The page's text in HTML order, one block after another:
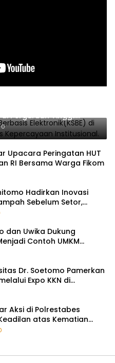
Seksual Berbasis
di Perguruan Tinggi:
Institusional.
0
Upacara Peringatan HUT
RI Bersama Warga Fikom
Hadirkan Inovasi
Sebelum Setor,
Lewat Game
dan Uwika Dukung
Contoh UMKM
Dr. Soetomo Pamerkan
Expo KKN di
Aksi di Polrestabes
atas Kematian